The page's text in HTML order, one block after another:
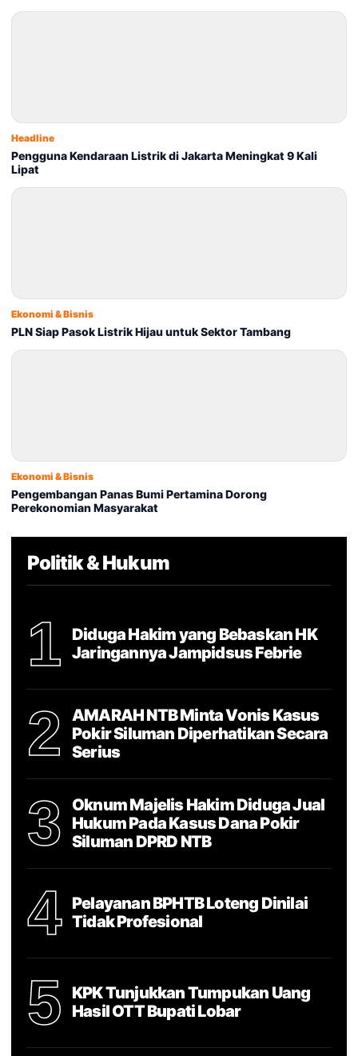
Headline
Pengguna Kendaraan Listrik di Jakarta Meningkat 9 Kali
Lipat
Ekonomi & Bisnis
PLN Siap Pasok Listrik Hijau untuk Sektor Tambang
Ekonomi & Bisnis
Pengembangan Panas Bumi Pertamina Dorong
Perekonomian Masyarakat
Politik & Hukum
1
Diduga Hakim yang Bebaskan HK
Jaringannya Jampidsus Febrie
2
AMARAH NTB Minta Vonis Kasus
Pokir Siluman Diperhatikan Secara
Serius
3
Oknum Majelis Hakim Diduga Jual
Hukum Pada Kasus Dana Pokir
Siluman DPRD NTB
4
Pelayanan BPHTB Loteng Dinilai
Tidak Profesional
5
KPK Tunjukkan Tumpukan Uang
Hasil OTT Bupati Lobar